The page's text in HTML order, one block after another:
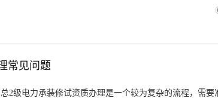
常见问题
2级电力承装修试资质办理是一个较为复杂的流程，需要